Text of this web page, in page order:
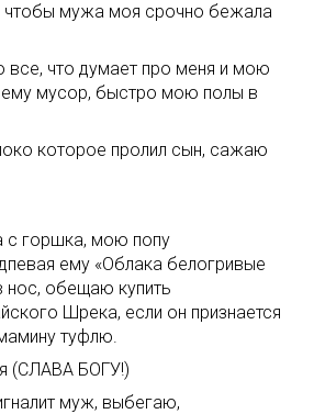
чтобы мужа моя срочно бежала
что думает про меня и мою
мусор, быстро мою полы в
которое пролил сын, сажаю
с горшка, мою попу
ему «Облака белогривые
нос, обещаю купить
Шрека, если он признается
туфлю.
(СЛАВА БОГУ!)
муж, выбегаю,